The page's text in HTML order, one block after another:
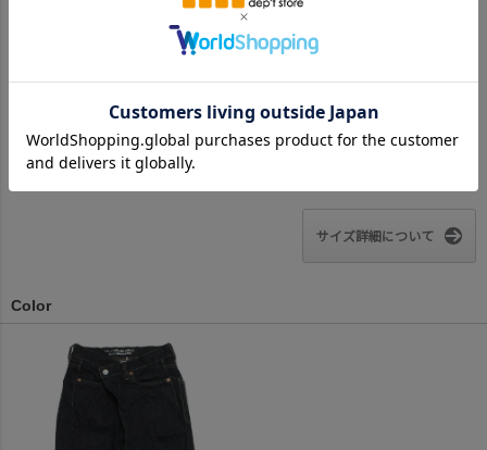
30
44 50 53
※BCはバックセンター（首から裾までの後中心）です。
※SNPはサイドネックポイント（肩から裾までの直線で計測した長
サイズ詳細について
Color